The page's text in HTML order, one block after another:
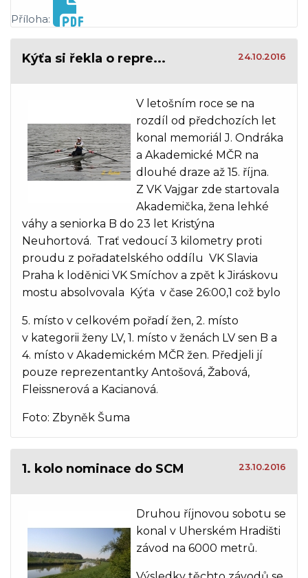
Příloha:
Kýťa si řekla o repre... 24.10.2016
V letošním roce se na
rozdíl od předchozích let
konal memoriál J. Ondráka
a Akademické MČR na
dlouhé draze až 15. října.
Z VK Vajgar zde startovala
Akademička, žena lehké
váhy a seniorka B do 23 let Kristýna
Neuhortová. Trať vedoucí 3 kilometry proti
proudu z pořadatelského oddílu VK Slavia
Praha k loděnici VK Smíchov a zpět k Jiráskovu
mostu absolvovala Kýťa v čase 26:00,1 což bylo
5. místo v celkovém pořadí žen, 2. místo
v kategorii ženy LV, 1. místo v ženách LV sen B a
4. místo v Akademickém MČR žen. Předjeli jí
pouze reprezentantky Antošová, Žabová,
Fleissnerová a Kacianová.
Foto: Zbyněk Šuma
1. kolo nominace do SCM 23.10.2016
Druhou říjnovou sobotu se
konal v Uherském Hradišti
závod na 6000 metrů.